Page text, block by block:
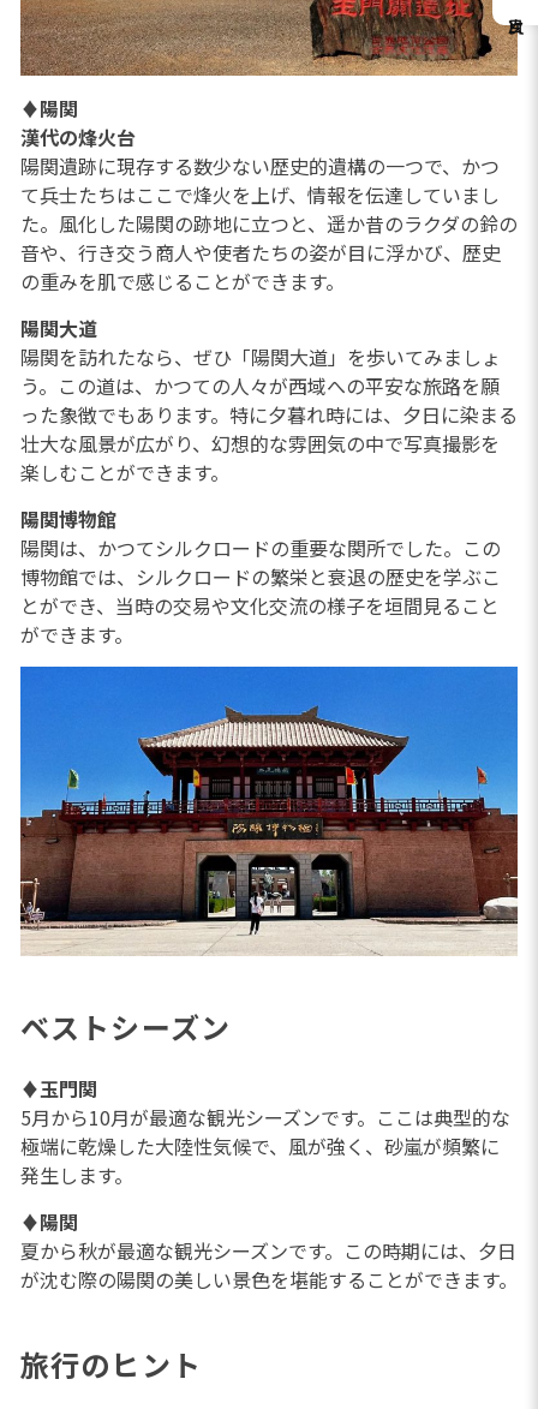
♦陽関
漢代の烽火台
陽関遺跡に現存する数少ない歴史的遺構の一つで、かつ
て兵士たちはここで烽火を上げ、情報を伝達していまし
た。風化した陽関の跡地に立つと、遥か昔のラクダの鈴の
音や、行き交う商人や使者たちの姿が目に浮かび、歴史
の重みを肌で感じることができます。
陽関大道
陽関を訪れたなら、ぜひ「陽関大道」を歩いてみましょ
う。この道は、かつての人々が西域への平安な旅路を願
った象徴でもあります。特に夕暮れ時には、夕日に染まる
壮大な風景が広がり、幻想的な雰囲気の中で写真撮影を
楽しむことができます。
陽関博物館
陽関は、かつてシルクロードの重要な関所でした。この
博物館では、シルクロードの繁栄と衰退の歴史を学ぶこ
とができ、当時の交易や文化交流の様子を垣間見ること
ができます。
ベストシーズン
♦玉門関
5月から10月が最適な観光シーズンです。ここは典型的な
極端に乾燥した大陸性気候で、風が強く、砂嵐が頻繁に
発生します。
♦陽関
夏から秋が最適な観光シーズンです。この時期には、夕日
が沈む際の陽関の美しい景色を堪能することができます。
旅行のヒント